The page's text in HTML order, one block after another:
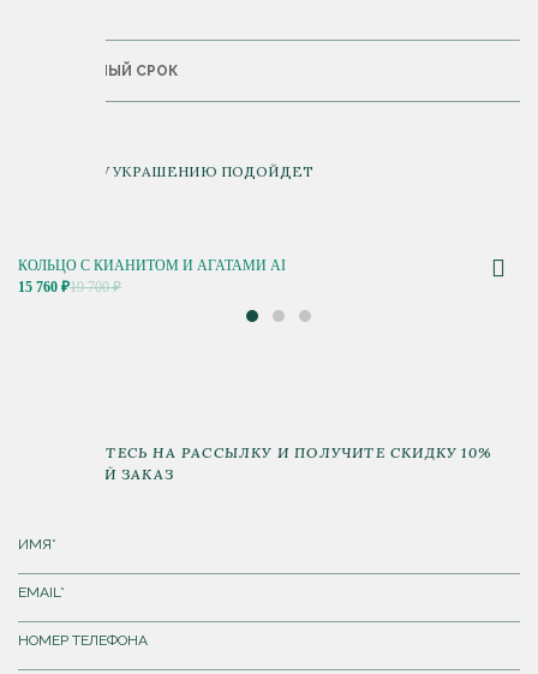
ГАРАНТИЙНЫЙ СРОК
К ДАННОМУ УКРАШЕНИЮ ПОДОЙДЕТ
КОЛЬЦО С КИАНИТОМ И АГАТАМИ AI
15 760 ₽19 700 ₽
ПОДПИШИТЕСЬ НА РАССЫЛКУ И ПОЛУЧИТЕ СКИДКУ 10%
НА ПЕРВЫЙ ЗАКАЗ